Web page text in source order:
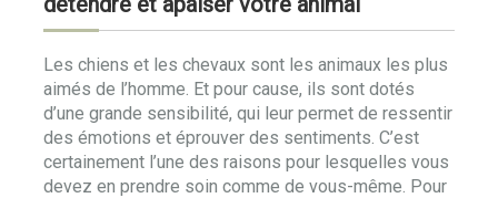
Les chiens et les chevaux sont les animaux les plus
aimés de l’homme. Et pour cause, ils sont dotés
d’une grande sensibilité, qui leur permet de ressentir
des émotions et éprouver des sentiments. C’est
certainement l’une des raisons pour lesquelles vous
devez en prendre soin comme de vous-même. Pour